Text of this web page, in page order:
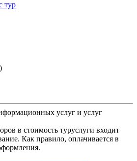
тур
услуг и услуг
в стоимость туруслуги входит
Как правило, оплачивается в